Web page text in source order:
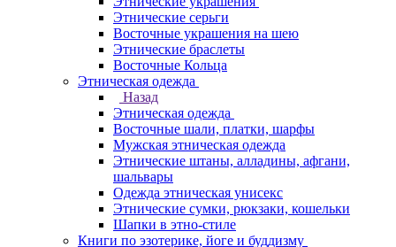
Этнические серьги
Восточные украшения на шею
Этнические браслеты
Восточные Кольца
Этническая одежда
Назад
Этническая одежда
Восточные шали, платки, шарфы
Мужская этническая одежда
Этнические штаны, алладины, афгани,
шальвары
Одежда этническая унисекс
Этнические сумки, рюкзаки, кошельки
Шапки в этно-стиле
Книги по эзотерике, йоге и буддизму